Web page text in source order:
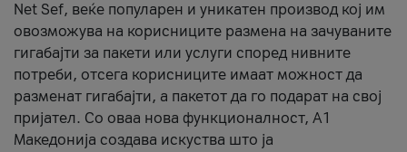
Net Sef, веќе популарен и уникатен производ кој им
овозможува на корисниците размена на зачуваните
гигабајти за пакети или услуги според нивните
потреби, отсега корисниците имаат можност да
разменат гигабајти, а пакетот да го подарат на свој
пријател. Со оваа нова функционалност, А1
Македонија создава искуства што ја